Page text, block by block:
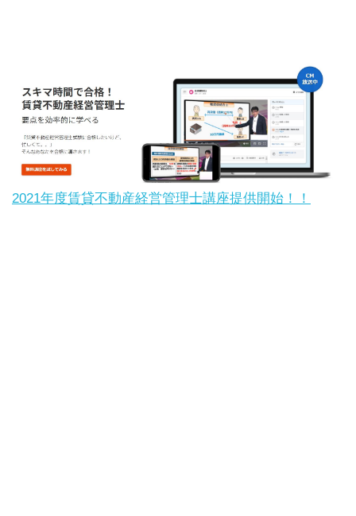
2021年度賃貸不動産経営管理士講座提供開始！！